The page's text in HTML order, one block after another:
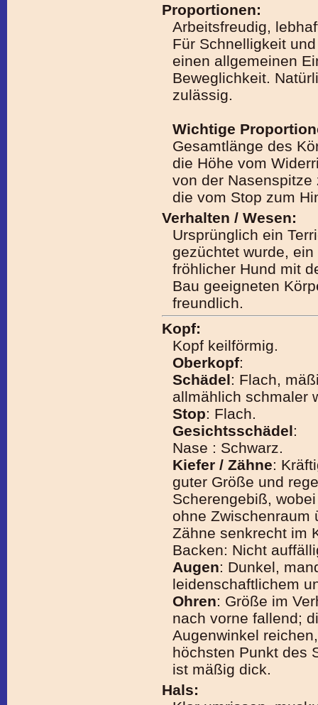
Proportionen:
Arbeitsfreudig,
Für Schnelligkeit
einen allgemeinen
Beweglichkeit.
zulässig.
Wichtige
Gesamtlänge des
die Höhe vom
von der
die vom Stop zum
Verhalten / Wesen:
Ursprünglich ein
gezüchtet wurde,
fröhlicher Hund mit
Bau geeigneten
freundlich.
Kopf:
Kopf keilförmig.
Oberkopf:
Schädel: Flach,
allmählich schmaler
Stop: Flach.
Gesichtsschädel:
Nase : Schwarz.
Kiefer / Zähne:
guter Größe und
Scherengebiß,
ohne Zwischenraum
Zähne senkrecht im
Backen: Nicht
Augen: Dunkel,
leidenschaftlichem
Ohren: Größe im
nach vorne fallend;
Augenwinkel
höchsten Punkt des
ist mäßig dick.
Hals: